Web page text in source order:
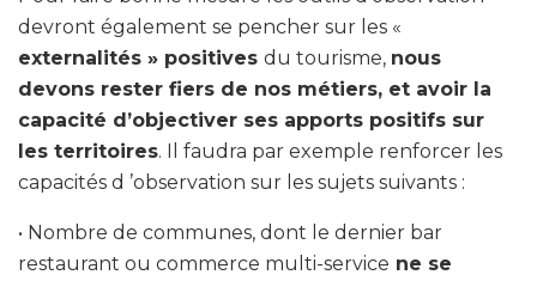
devront également se pencher sur les «
externalités » positives du tourisme, nous
devons rester fiers de nos métiers, et avoir la
capacité d’objectiver ses apports positifs sur
les territoires. Il faudra par exemple renforcer les
capacités d ’observation sur les sujets suivants :
• Nombre de communes, dont le dernier bar
restaurant ou commerce multi-service ne se